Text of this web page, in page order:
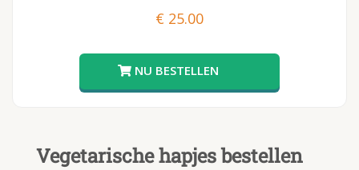
Vegetarische hapjes bestellen
€ 25.00